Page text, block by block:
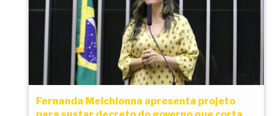
Fernanda Melchionna apresenta projeto